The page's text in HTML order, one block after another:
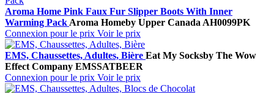
Aroma Home Pink Faux Fur Slipper Boots With Inner
Warming Pack Aroma Homeby Upper Canada AH0099PK
Connexion pour le prix Voir le prix
EMS, Chaussettes, Adultes, Bière Eat My Socksby The Wow
Effect Company EMSSATBEER
Connexion pour le prix Voir le prix